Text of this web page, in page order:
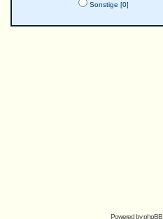
Sonstige [0]
Powered byphpBB